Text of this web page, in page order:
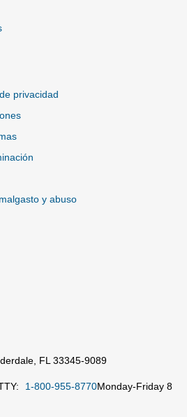
privacidad
y abuso
FL 33345-9089
1-800-955-8770Monday-Friday 8